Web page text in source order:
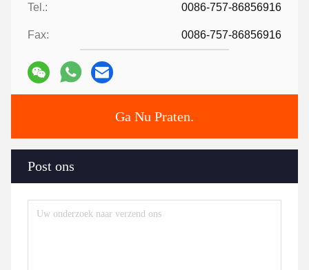
Tel.: 0086-757-86856916
Fax: 0086-757-86856916
Ga Nu Praten.
Post ons